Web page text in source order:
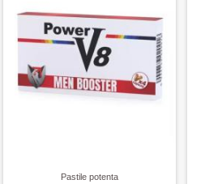
Pastile potenta